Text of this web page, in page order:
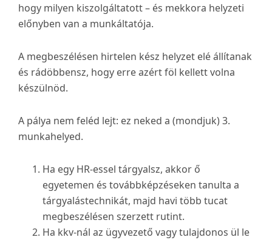
hogy milyen kiszolgáltatott – és mekkora helyzeti
előnyben van a munkáltatója.
A megbeszélésen hirtelen kész helyzet elé állítanak
és rádöbbensz, hogy erre azért föl kellett volna
készülnöd.
A pálya nem feléd lejt: ez neked a (mondjuk) 3.
munkahelyed.
Ha egy HR-essel tárgyalsz, akkor ő
egyetemen és továbbképzéseken tanulta a
tárgyalástechnikát, majd havi több tucat
megbeszélésen szerzett rutint.
Ha kkv-nál az ügyvezető vagy tulajdonos ül le